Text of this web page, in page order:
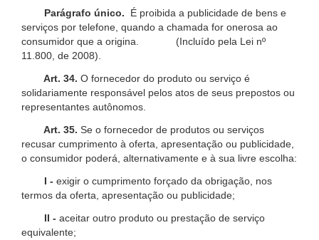
Parágrafo único.
É proibida a publicidade de bens e
serviços por telefone, quando a chamada for onerosa ao
consumidor que a origina. (Incluído pela Lei nº
11.800, de 2008).
Art. 34. O fornecedor do produto ou serviço é
solidariamente responsável pelos atos de seus prepostos ou
representantes autônomos.
Art. 35. Se o fornecedor de produtos ou serviços
recusar cumprimento à oferta, apresentação ou publicidade,
o consumidor poderá, alternativamente e à sua livre escolha:
I - exigir o cumprimento forçado da obrigação, nos
termos da oferta, apresentação ou publicidade;
II - aceitar outro produto ou prestação de serviço
equivalente;